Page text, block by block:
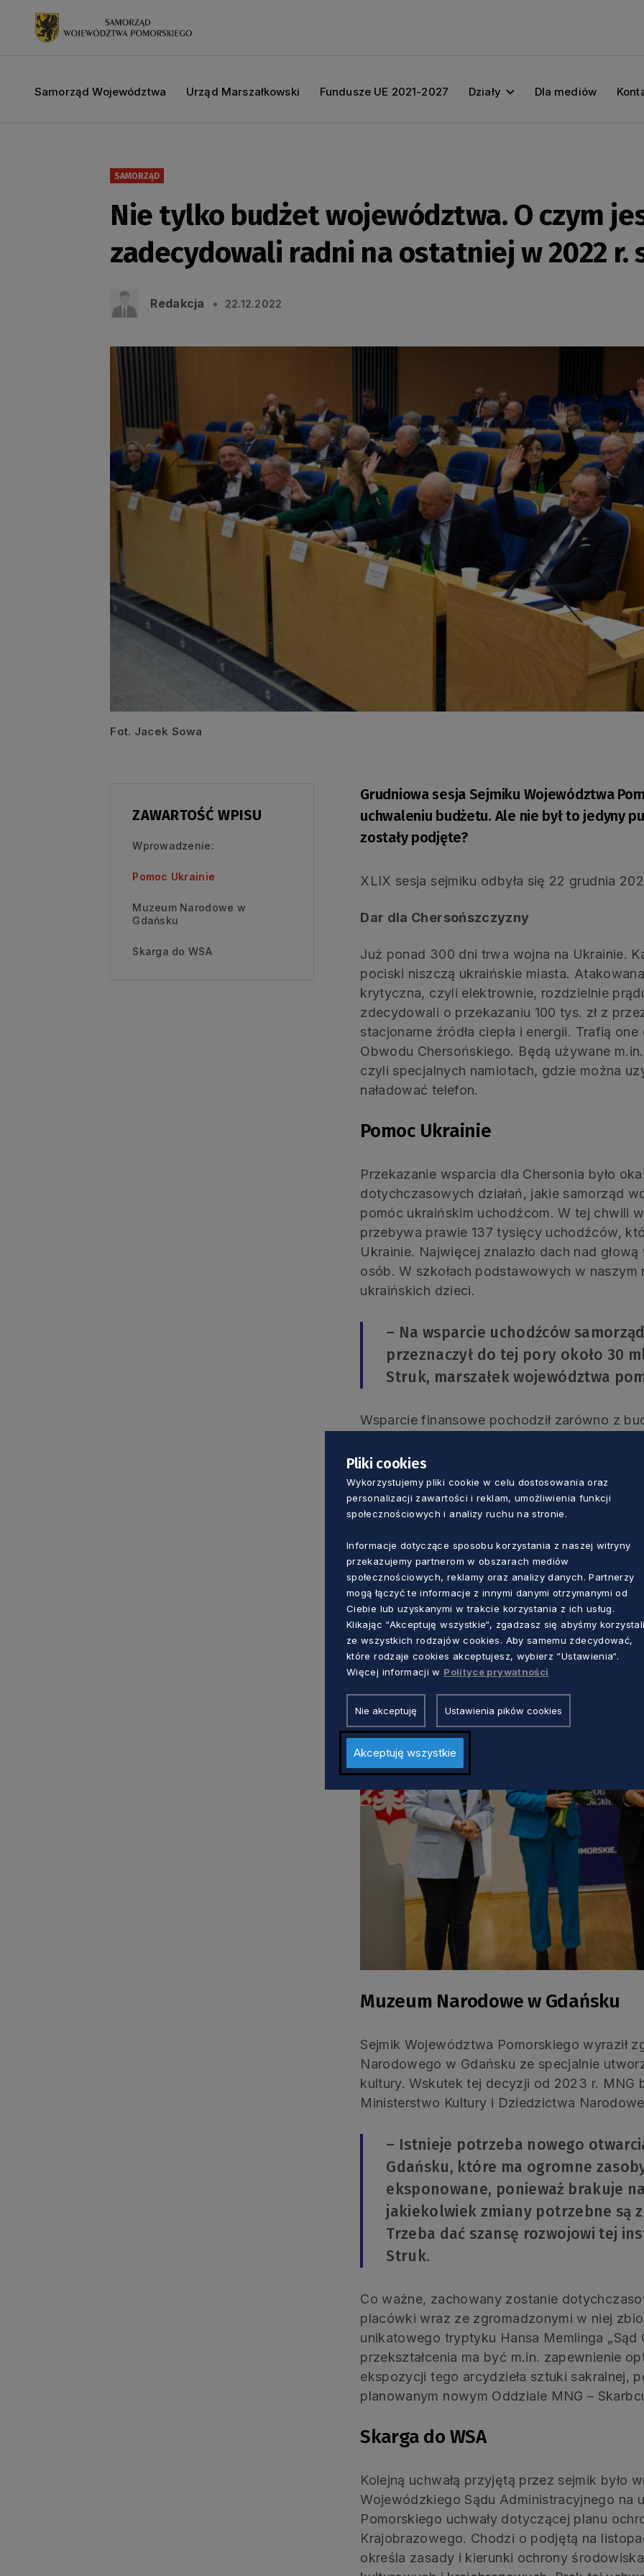
Samorząd Województwa Urząd Marszałkowski Fundusze UE 2021-2027 Działy Dla mediów
SAMORZĄD
Nie tylko budżet województwa. O czym
zadecydowali radni na ostatniej w 2022 r.
Redakcja 22.12.2022
Fot. Jacek Sowa
ZAWARTOŚĆ WPISU
Wprowadzenie:
Pomoc Ukrainie
Muzeum Narodowe w
Gdańsku
Skarga do WSA
Grudniowa sesja Sejmiku Województwa
uchwaleniu budżetu. Ale nie był to jedyny
zostały podjęte?
XLIX sesja sejmiku odbyła się 22 grudnia
Dar dla Chersońszczyzny
Już ponad 300 dni trwa wojna na Ukrainie.
pociski niszczą ukraińskie miasta.
krytyczna, czyli elektrownie, rozdzielnie
zdecydowali o przekazaniu 100 tys. zł z
stacjonarne źródła ciepła i energii. Trafią
Obwodu Chersońskiego. Będą używane
czyli specjalnych namiotach, gdzie można
naładować telefon.
Pomoc Ukrainie
Przekazanie wsparcia dla Chersonia było
dotychczasowych działań, jakie samorząd
pomóc ukraińskim uchodźcom. W tej chwili
przebywa prawie 137 tysięcy uchodźców,
Ukrainie. Najwięcej znalazło dach nad
osób. W szkołach podstawowych w
ukraińskich dzieci.
– Na wsparcie uchodźców
przeznaczył do tej pory około 30
Struk, marszałek województwa
Wsparcie finansowe pochodził zarówno z
programu transgranicznego Polska-Rosja
dzieci uchodźców. Karetki i sprzęt
ukraińskich miast: Odessy, Tarnopola,
leczonych jest kilkunastu bardzo ciężko
Mieczysław Struk. Była to symboliczna
którą przyznało Stowarzyszenie Otwarte
Aleksandra Cieszyńska oraz Kateryna
wspiera swoich rodaków na Pomorzu.
Muzeum Narodowe w Gdańsku
Sejmik Województwa Pomorskiego wyraził
Narodowego w Gdańsku ze specjalnie
kultury. Wskutek tej decyzji od 2023 r. MNG
Ministerstwo Kultury i Dziedzictwa
– Istnieje potrzeba nowego
Gdańsku, które ma ogromne
eksponowane, ponieważ brakuje
jakiekolwiek zmiany potrzebne są
Trzeba dać szansę rozwojowi tej
Struk.
Co ważne, zachowany zostanie
placówki wraz ze zgromadzonymi w niej
unikatowego tryptyku Hansa Memlinga
przekształcenia ma być m.in. zapewnienie
ekspozycji tego arcydzieła sztuki sakralnej,
planowanym nowym Oddziale MNG –
Skarga do WSA
Kolejną uchwałą przyjętą przez sejmik było
Wojewódzkiego Sądu Administracyjnego na
Pomorskiego uchwały dotyczącej planu
Krajobrazowego. Chodzi o podjętą na
określa zasady i kierunki ochrony
Pliki cookies
Wykorzystujemy pliki cookie w celu dostosowania oraz
personalizacji zawartości i reklam, umożliwienia funkcji
społecznościowych i analizy ruchu na stronie.
Informacje dotyczące sposobu korzystania z naszej witryny
przekazujemy partnerom w obszarach mediów
społecznościowych, reklamy oraz analizy danych. Partnerzy
mogą łączyć te informacje z innymi danymi otrzymanymi od
Ciebie lub uzyskanymi w trakcie korzystania z ich usług.
Klikając “Akceptuję wszystkie“, zgadzasz się abyśmy
ze wszystkich rodzajów cookies. Aby samemu zdecydować,
które rodzaje cookies akceptujesz, wybierz “Ustawienia“.
Więcej informacji w Polityce prywatności
Nie akceptuję Ustawienia pików cookies
Akceptuję wszystkie